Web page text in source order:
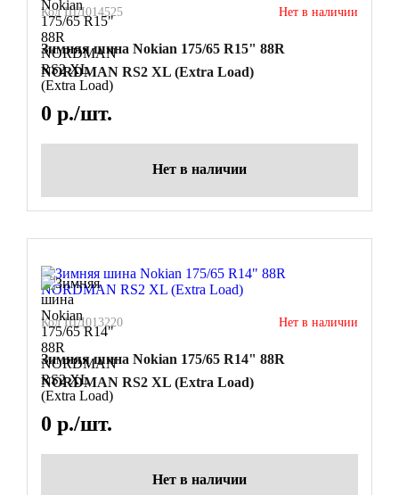
Код ШД014525 Нет в наличии
Зимняя шина Nokian 175/65 R15" 88R
NORDMAN RS2 XL (Extra Load)
0 р./шт.
Нет в наличии
Код ШД013220 Нет в наличии
Зимняя шина Nokian 175/65 R14" 88R
NORDMAN RS2 XL (Extra Load)
0 р./шт.
Нет в наличии